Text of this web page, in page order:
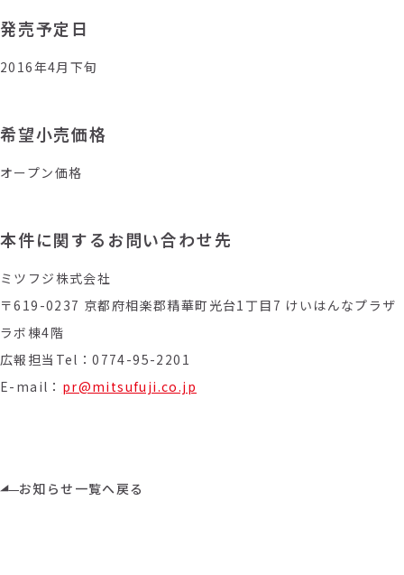
発売予定日
2016年4月下旬
希望小売価格
オープン価格
本件に関するお問い合わせ先
ミツフジ株式会社
〒619-0237 京都府相楽郡精華町光台1丁目7 けいはんなプラザ
ラボ棟4階
広報担当Tel：0774-95-2201
E-mail： pr@mitsufuji.co.jp
お知らせ一覧へ戻る